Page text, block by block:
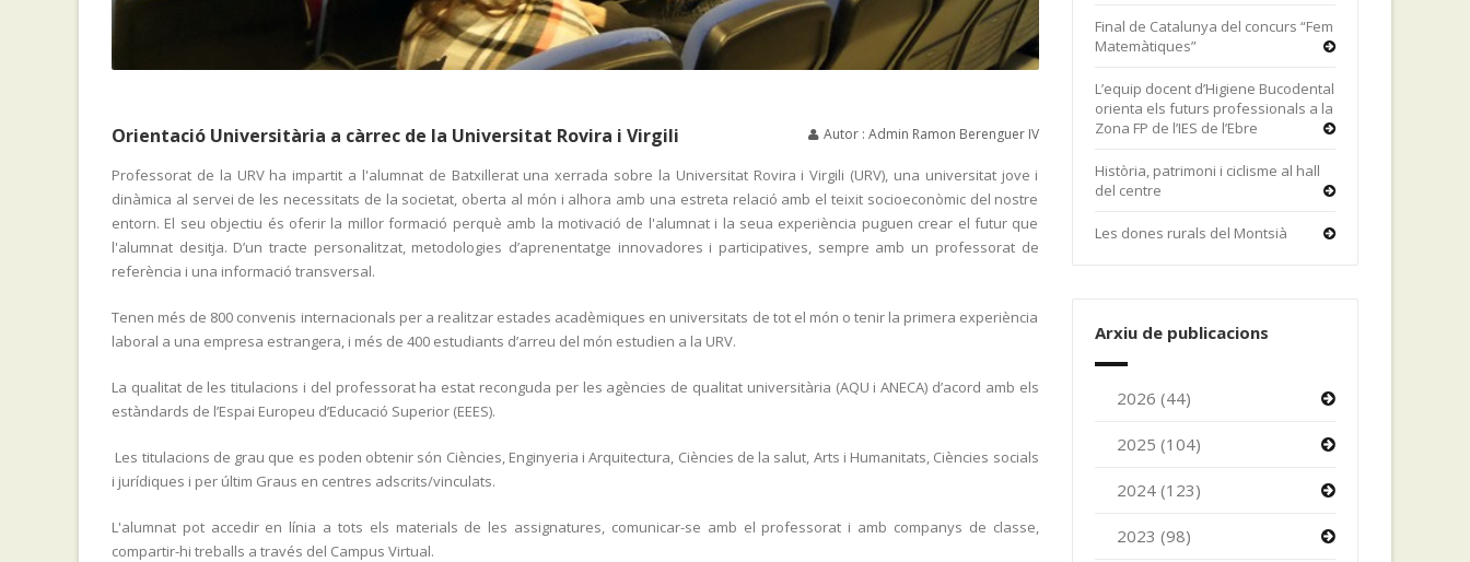
Orientació Universitària a càrrec de la Universitat Rovira i Virgili Autor : Admin Ramon Berenguer IV
Professorat de la URV ha impartit a l'alumnat de Batxillerat una xerrada sobre la Universitat Rovira i Virgili (URV), una universitat jove i
dinàmica al servei de les necessitats de la societat, oberta al món i alhora amb una estreta relació amb el teixit socioeconòmic del nostre
entorn. El seu objectiu és oferir la millor formació perquè amb la motivació de l'alumnat i la seua experiència puguen crear el futur que
l'alumnat desitja. D’un tracte personalitzat, metodologies d’aprenentatge innovadores i participatives, sempre amb un professorat de
referència i una informació transversal.
Tenen més de 800 convenis internacionals per a realitzar estades acadèmiques en universitats de tot el món o tenir la primera experiència
laboral a una empresa estrangera, i més de 400 estudiants d’arreu del món estudien a la URV.
La qualitat de les titulacions i del professorat ha estat reconguda per les agències de qualitat universitària (AQU i ANECA) d’acord amb els
estàndards de l’Espai Europeu d’Educació Superior (EEES).
Les titulacions de grau que es poden obtenir són Ciències, Enginyeria i Arquitectura, Ciències de la salut, Arts i Humanitats, Ciències socials
i jurídiques i per últim Graus en centres adscrits/vinculats.
L'alumnat pot accedir en línia a tots els materials de les assignatures, comunicar-se amb el professorat i amb companys de classe,
compartir-hi treballs a través del Campus Virtual.
Final de Catalunya del concurs “Fem
Matemàtiques”
L’equip docent d’Higiene Bucodental
orienta els futurs professionals a la
Zona FP de l’IES de l’Ebre
Història, patrimoni i ciclisme al hall
del centre
Les dones rurals del Montsià
Arxiu de publicacions
2026 (44)
2025 (104)
2024 (123)
2023 (98)